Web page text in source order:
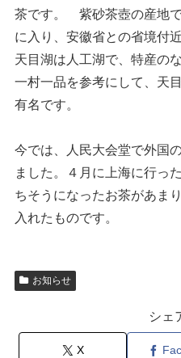
茶です。 紫砂茶壺の産地
に入り、安徽省との省境付
天目湖は人工湖で、特産の
一村一品を参考にして、天
有名です。
今では、人民大会堂で外国
ました。４月に上海に行っ
ちそうになったお茶があま
入れたものです。
お知らせ
シェ
X